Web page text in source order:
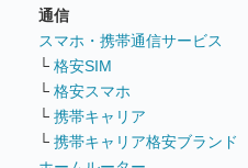
通信
スマホ・携帯通信サービス
└ 格安SIM
└ 格安スマホ
└ 携帯キャリア
└ 携帯キャリア格安ブランド